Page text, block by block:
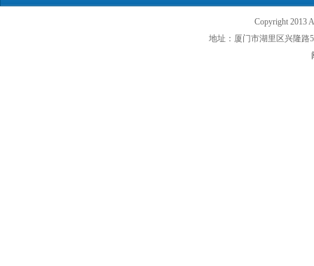
Copyright 2013
地址：厦门市湖里区兴隆路